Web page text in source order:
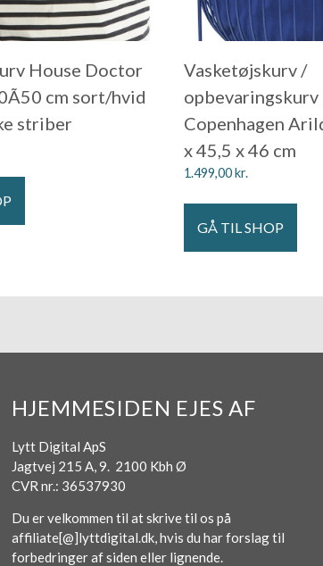
House Doctor
cm sort/hvid
striber
Vasketøjskurv /
opbevaringskurv
Copenhagen
x 45,5 x 46 cm
1.499,00kr.
GÅ TIL SHOP
HJEMMESIDEN EJES AF
Lytt Digital ApS
Jagtvej 215 A, 9. 2100 Kbh Ø
CVR nr.: 36537930
Du er velkommen til at skrive til os på
affiliate[@]lyttdigital.dk, hvis du har forslag til
forbedringer af siden eller lignende.